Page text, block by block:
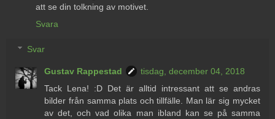
att se din tolkning av motivet.
Svara
Svar
Gustav Rappestad
tisdag, december 04, 2018
Tack Lena! :D Det är alltid intressant att se andras
bilder från samma plats och tillfälle. Man lär sig mycket
av det, och vad olika man ibland kan se på samma